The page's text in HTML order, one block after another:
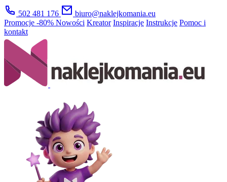
502 481 176
biuro@naklejkomania.eu
Promocje -80% Nowości Kreator Inspiracje Instrukcje Pomoc i
kontakt